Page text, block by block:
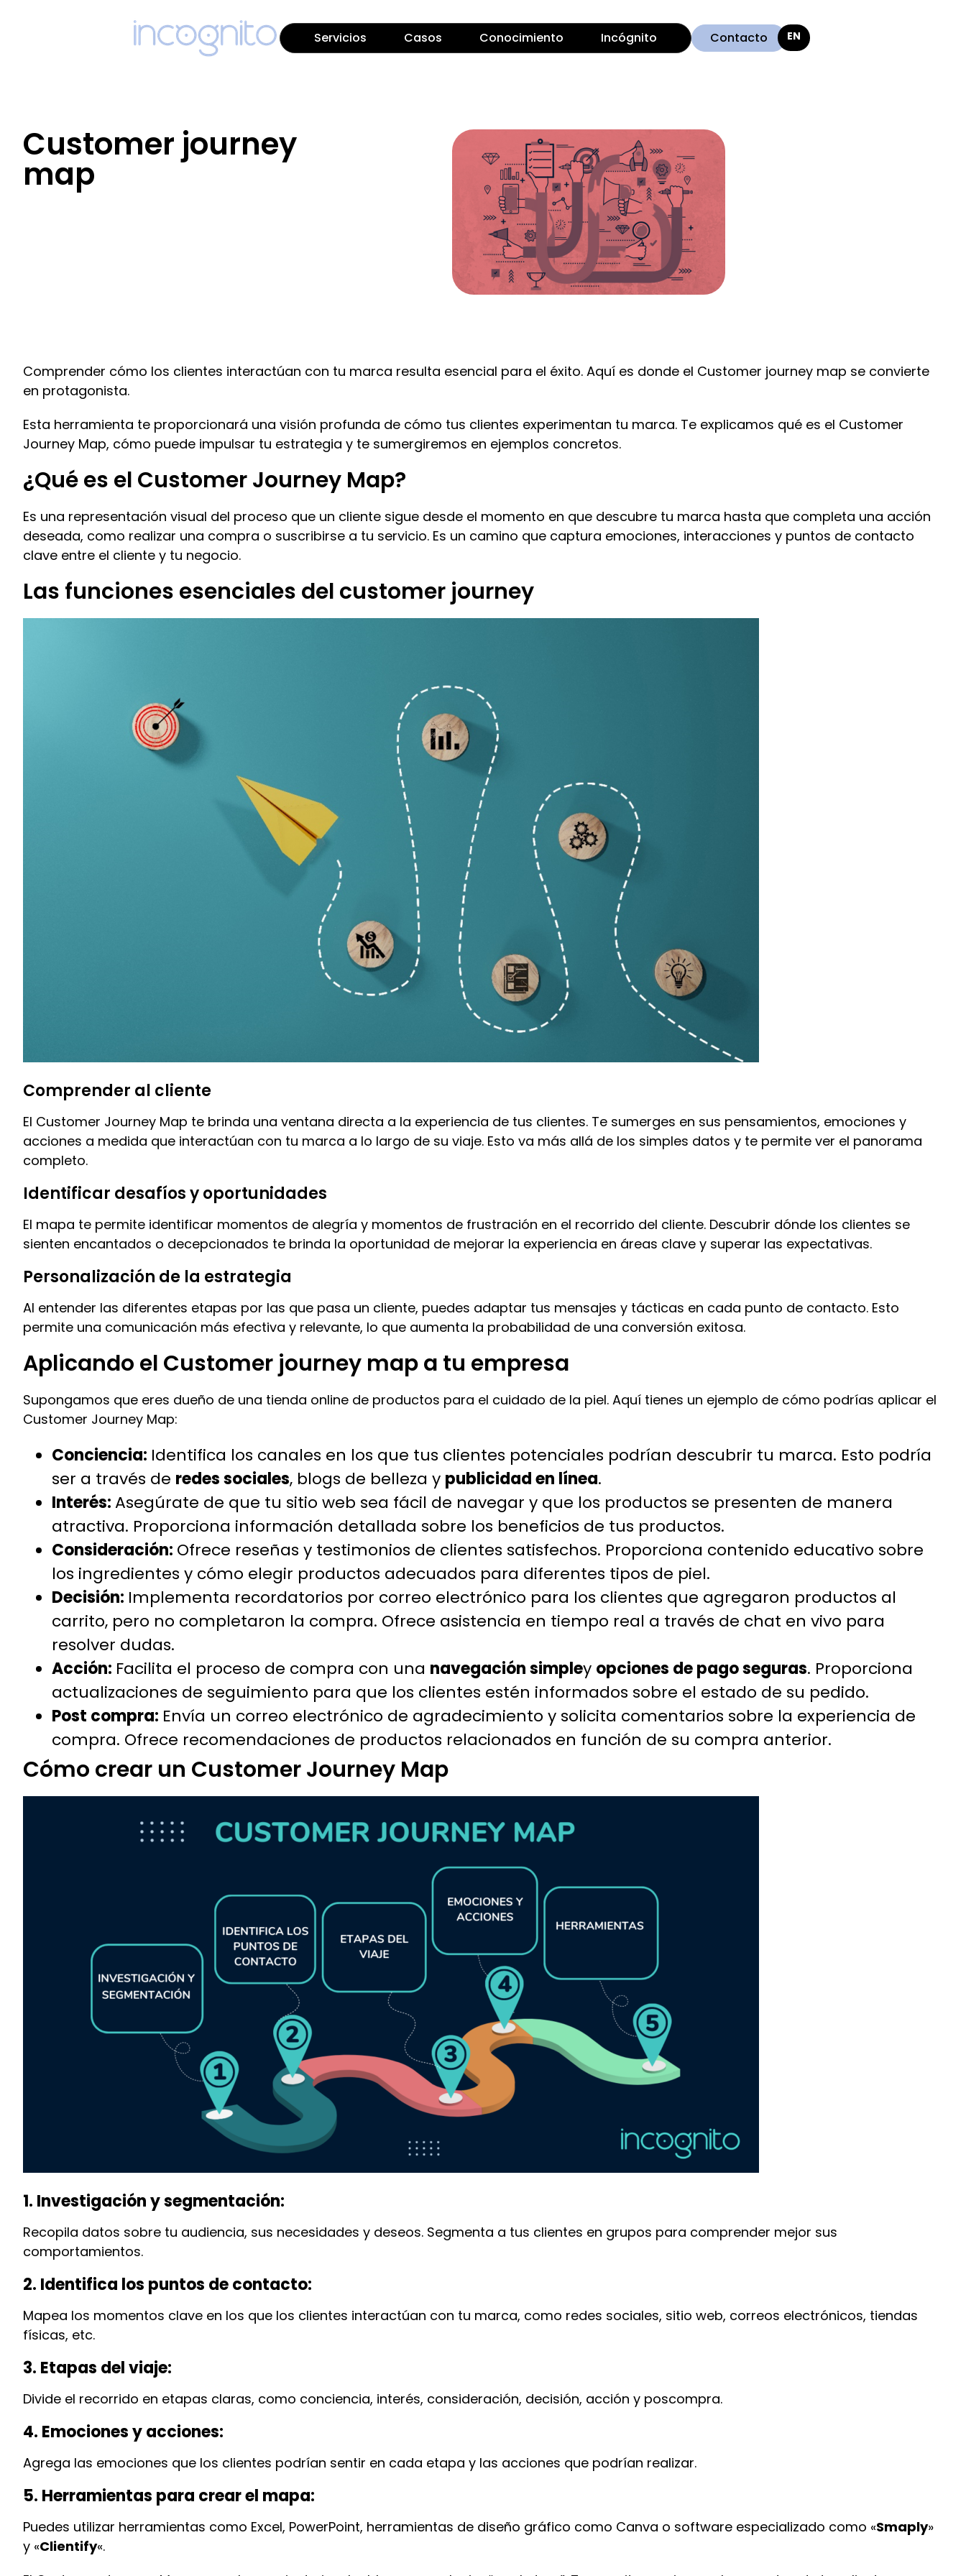
Servicios Casos Conocimiento Incógnito Contacto
Customer journey
map
Comprender cómo los clientes interactúan con tu marca resulta esencial para el éxito. Aquí es donde el Customer journey map se convierte
en protagonista.
Esta herramienta te proporcionará una visión profunda de cómo tus clientes experimentan tu marca. Te explicamos qué es el Customer
Journey Map, cómo puede impulsar tu estrategia y te sumergiremos en ejemplos concretos.
¿Qué es el Customer Journey Map?
Es una representación visual del proceso que un cliente sigue desde el momento en que descubre tu marca hasta que completa una acción
deseada, como realizar una compra o suscribirse a tu servicio. Es un camino que captura emociones, interacciones y puntos de contacto
clave entre el cliente y tu negocio.
Las funciones esenciales del customer journey
Comprender al cliente
El Customer Journey Map te brinda una ventana directa a la experiencia de tus clientes. Te sumerges en sus pensamientos, emociones y
acciones a medida que interactúan con tu marca a lo largo de su viaje. Esto va más allá de los simples datos y te permite ver el panorama
completo.
Identificar desafíos y oportunidades
El mapa te permite identificar momentos de alegría y momentos de frustración en el recorrido del cliente. Descubrir dónde los clientes se
sienten encantados o decepcionados te brinda la oportunidad de mejorar la experiencia en áreas clave y superar las expectativas.
Personalización de la estrategia
Al entender las diferentes etapas por las que pasa un cliente, puedes adaptar tus mensajes y tácticas en cada punto de contacto. Esto
permite una comunicación más efectiva y relevante, lo que aumenta la probabilidad de una conversión exitosa.
Aplicando el Customer journey map a tu empresa
Supongamos que eres dueño de una tienda online de productos para el cuidado de la piel. Aquí tienes un ejemplo de cómo podrías aplicar el
Customer Journey Map:
Conciencia: Identifica los canales en los que tus clientes potenciales podrían descubrir tu marca. Esto podría
ser a través de redes sociales, blogs de belleza y publicidad en línea.
Interés:Asegúrate de que tu sitio web sea fácil de navegar y que los productos se presenten de manera
atractiva. Proporciona información detallada sobre los beneficios de tus productos.
Consideración: Ofrece reseñas y testimonios de clientes satisfechos. Proporciona contenido educativo sobre
los ingredientes y cómo elegir productos adecuados para diferentes tipos de piel.
Decisión: Implementa recordatorios por correo electrónico para los clientes que agregaron productos al
carrito, pero no completaron la compra. Ofrece asistencia en tiempo real a través de chat en vivo para
resolver dudas.
Acción: Facilita el proceso de compra con una navegación simpley opciones de pago seguras. Proporciona
actualizaciones de seguimiento para que los clientes estén informados sobre el estado de su pedido.
Post compra: Envía un correo electrónico de agradecimiento y solicita comentarios sobre la experiencia de
compra. Ofrece recomendaciones de productos relacionados en función de su compra anterior.
Cómo crear un Customer Journey Map
1. Investigación y segmentación:
Recopila datos sobre tu audiencia, sus necesidades y deseos. Segmenta a tus clientes en grupos para comprender mejor sus
comportamientos.
2. Identifica los puntos de contacto:
Mapea los momentos clave en los que los clientes interactúan con tu marca, como redes sociales, sitio web, correos electrónicos, tiendas
físicas, etc.
3. Etapas del viaje:
Divide el recorrido en etapas claras, como conciencia, interés, consideración, decisión, acción y poscompra.
4. Emociones y acciones:
Agrega las emociones que los clientes podrían sentir en cada etapa y las acciones que podrían realizar.
5. Herramientas para crear el mapa:
Puedes utilizar herramientas como Excel, PowerPoint, herramientas de diseño gráfico como Canva o software especializado como «Smaply»
y «Clientify«.